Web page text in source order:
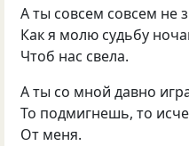
А ты совсем совсем не
Как я молю судьбу
Чтоб нас свела.
А ты со мной давно
То подмигнешь, то
От меня.